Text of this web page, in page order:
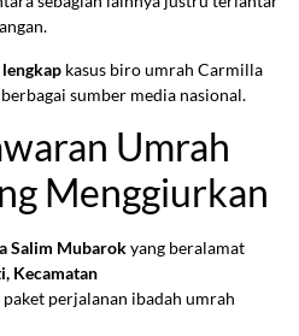
kasus biro umrah Carmilla
sumber media nasional.
Umrah
Menggiurkan
Salim Mubarokyang beralamat
Kecamatan
perjalanan ibadah umrah